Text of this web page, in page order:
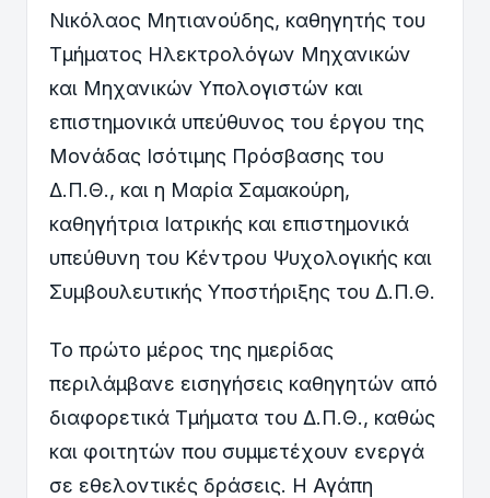
Νικόλαος Μητιανούδης, καθηγητής του
Τμήματος Ηλεκτρολόγων Μηχανικών
και Μηχανικών Υπολογιστών και
επιστημονικά υπεύθυνος του έργου της
Μονάδας Ισότιμης Πρόσβασης του
Δ.Π.Θ., και η Μαρία Σαμακούρη,
καθηγήτρια Ιατρικής και επιστημονικά
υπεύθυνη του Κέντρου Ψυχολογικής και
Συμβουλευτικής Υποστήριξης του Δ.Π.Θ.
Το πρώτο μέρος της ημερίδας
περιλάμβανε εισηγήσεις καθηγητών από
διαφορετικά Τμήματα του Δ.Π.Θ., καθώς
και φοιτητών που συμμετέχουν ενεργά
σε εθελοντικές δράσεις. Η Αγάπη